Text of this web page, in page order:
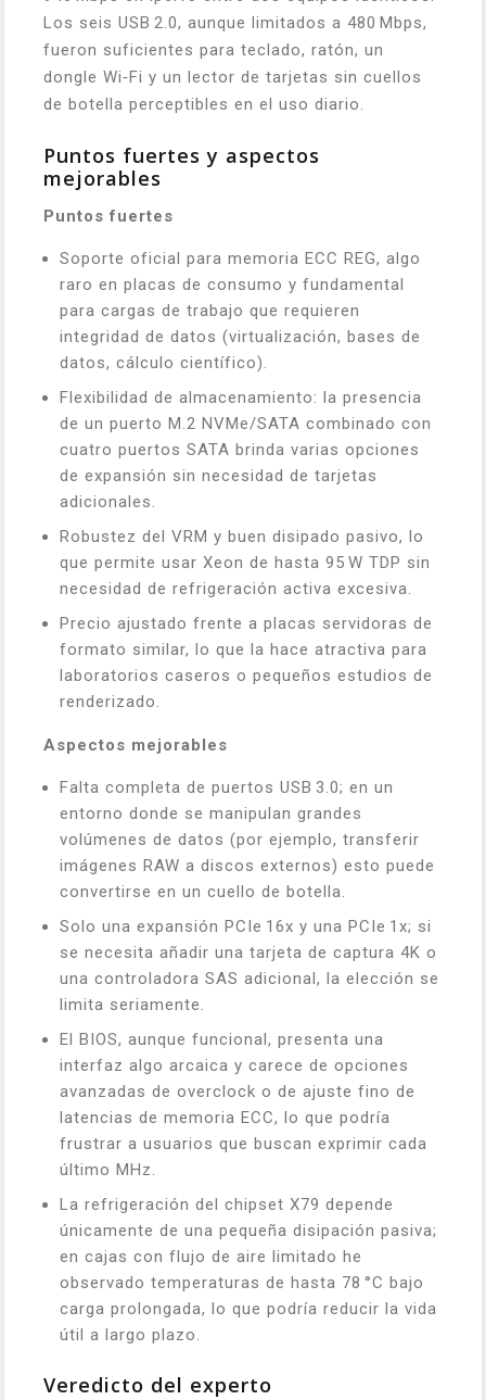
Los seis USB 2.0, aunque limitados a 480 Mbps,
fueron suficientes para teclado, ratón, un
dongle Wi‑Fi y un lector de tarjetas sin cuellos
de botella perceptibles en el uso diario.
Puntos fuertes y aspectos
mejorables
Puntos fuertes
Soporte oficial para memoria ECC REG, algo
raro en placas de consumo y fundamental
para cargas de trabajo que requieren
integridad de datos (virtualización, bases de
datos, cálculo científico).
Flexibilidad de almacenamiento: la presencia
de un puerto M.2 NVMe/SATA combinado con
cuatro puertos SATA brinda varias opciones
de expansión sin necesidad de tarjetas
adicionales.
Robustez del VRM y buen disipado pasivo, lo
que permite usar Xeon de hasta 95 W TDP sin
necesidad de refrigeración activa excesiva.
Precio ajustado frente a placas servidoras de
formato similar, lo que la hace atractiva para
laboratorios caseros o pequeños estudios de
renderizado.
Aspectos mejorables
Falta completa de puertos USB 3.0; en un
entorno donde se manipulan grandes
volúmenes de datos (por ejemplo, transferir
imágenes RAW a discos externos) esto puede
convertirse en un cuello de botella.
Solo una expansión PCIe 16x y una PCIe 1x; si
se necesita añadir una tarjeta de captura 4K o
una controladora SAS adicional, la elección se
limita seriamente.
El BIOS, aunque funcional, presenta una
interfaz algo arcaica y carece de opciones
avanzadas de overclock o de ajuste fino de
latencias de memoria ECC, lo que podría
frustrar a usuarios que buscan exprimir cada
último MHz.
La refrigeración del chipset X79 depende
únicamente de una pequeña disipación pasiva;
en cajas con flujo de aire limitado he
observado temperaturas de hasta 78 °C bajo
carga prolongada, lo que podría reducir la vida
útil a largo plazo.
Veredicto del experto